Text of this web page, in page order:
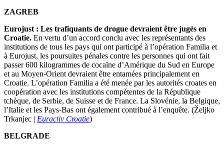
ZAGREB
Eurojust : Les trafiquants de drogue devraient être jugés en
Croatie. En vertu d’un accord conclu avec les représentants des
institutions de tous les pays qui ont participé à l’opération Familia et
à Eurojust, les poursuites pénales contre les personnes qui ont fait
passer 600 kilogrammes de cocaïne d’Amérique du Sud en Europe
et au Moyen-Orient devraient être entamées principalement en
Croatie. L’opération Familia a été menée par les autorités croates en
coopération avec les institutions compétentes de la République
tchèque, de Serbie, de Suisse et de France. La Slovénie, la Belgique,
l’Italie et les Pays-Bas ont également contribué à l’enquête. (Željko
Trkanjec | Euractiv Croatie)
BELGRADE